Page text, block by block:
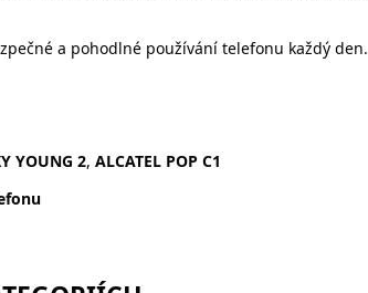
a pohodlné používání telefonu každý den.
YOUNG 2, ALCATEL POP C1